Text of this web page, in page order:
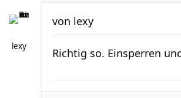
lexy
von lexy
Richtig so. Einsperren